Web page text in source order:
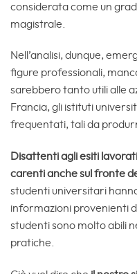
considerata come un
magistrale.
Nell’analisi, dunque,
figure professionali,
sarebbero tanto utili alle
Francia, gli istituti
frequentati, tali da
Disattenti agli esiti
carenti anche sul fronte
studenti universitari
informazioni provenienti
studenti sono molto abili
pratiche.